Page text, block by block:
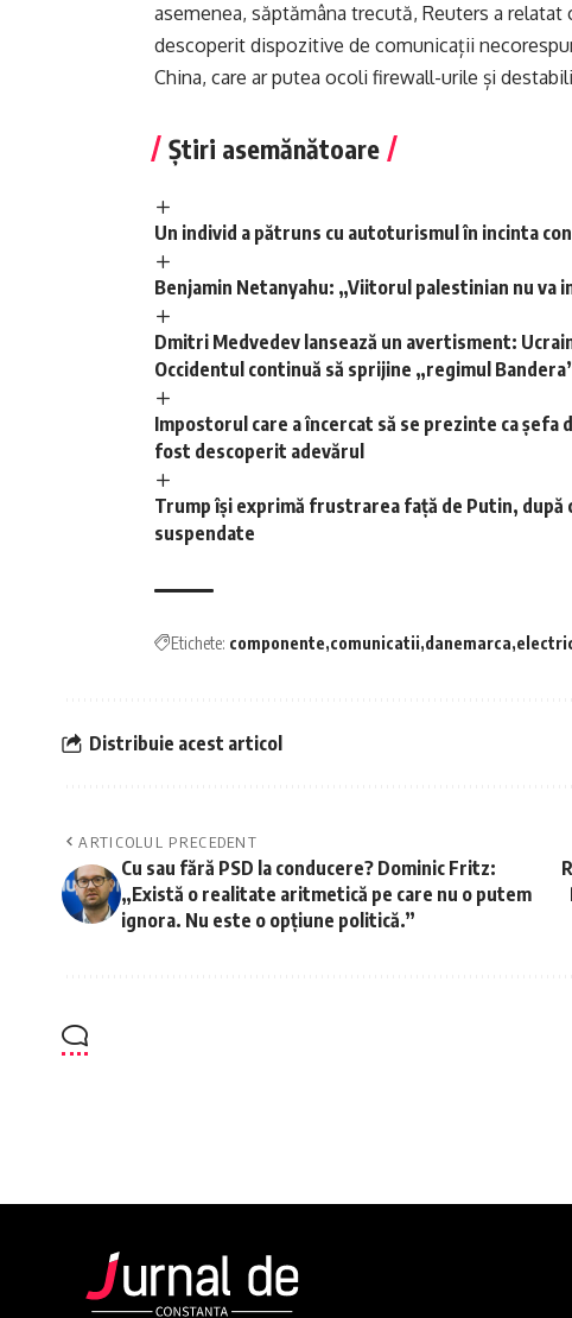
asemenea, săptămâna trecută, Reuters a
descoperit dispozitive de comunicații
China, care ar putea ocoli firewall-urile și
Știri asemănătoare
Un individ a pătruns cu autoturismul în incinta
Benjamin Netanyahu: „Viitorul palestinian nu va
Dmitri Medvedev lansează un avertisment:
Occidentul continuă să sprijine „regimul
Impostorul care a încercat să se prezinte ca șefa
fost descoperit adevărul
Trump își exprimă frustrarea față de Putin, după
suspendate
Etichete: componente comunicatii danemarca
Distribuie acest articol
ARTICOLUL PRECEDENT
Cu sau fără PSD la conducere? Dominic Fritz:
„Există o realitate aritmetică pe care nu o putem
ignora. Nu este o opțiune politică.”